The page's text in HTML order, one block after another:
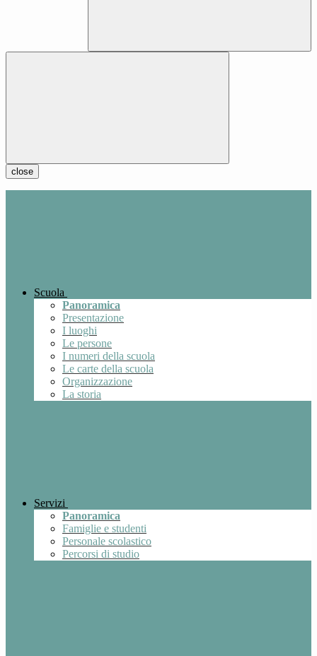
close
Scuola
Panoramica
Presentazione
I luoghi
Le persone
I numeri della scuola
Le carte della scuola
Organizzazione
La storia
Servizi
Panoramica
Famiglie e studenti
Personale scolastico
Percorsi di studio